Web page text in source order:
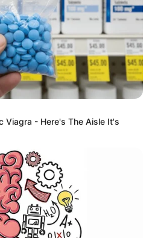
it Tweet
Viagra - Here's The Aisle It's